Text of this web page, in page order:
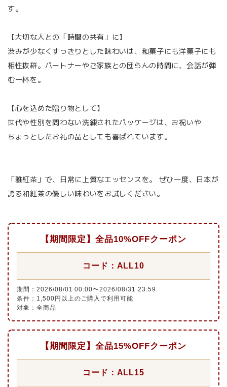
す。
【大切な人との「時間の共有」に】
渋みが少なくすっきりとした味わいは、和菓子にも洋菓子にも
相性抜群。パートナーやご家族との団らんの時間に、会話が弾
む一杯を。
【心を込めた贈り物として】
世代や性別を問わない洗練されたパッケージは、お祝いや
ちょっとしたお礼の品としても喜ばれています。
「雅紅茶」で、日常に上質なエッセンスを。 ぜひ一度、日本が
誇る和紅茶の優しい味わいをお試しください。
【期間限定】全品10%OFFクーポン
コード：ALL10
期間：2026/08/01 00:00〜2026/08/31 23:59
条件：1,500円以上のご購入で利用可能
対象：全商品
【期間限定】全品15%OFFクーポン
コード：ALL15